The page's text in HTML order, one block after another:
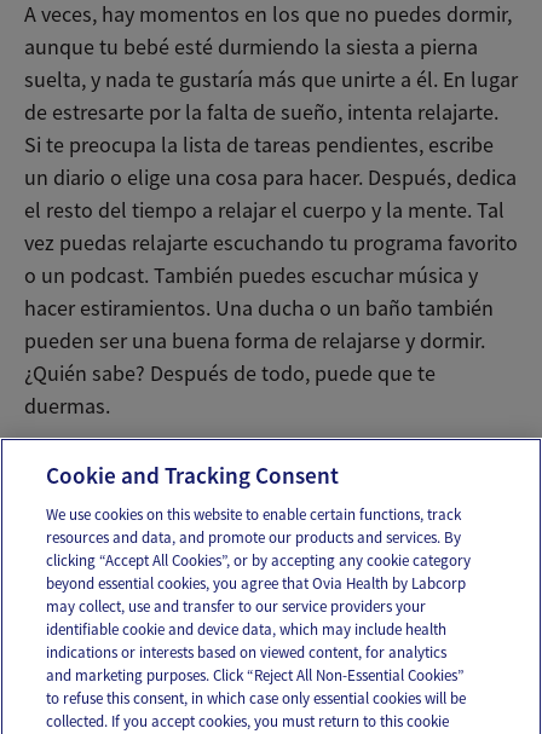
A veces, hay momentos en los que no puedes dormir,
aunque tu bebé esté durmiendo la siesta a pierna
suelta, y nada te gustaría más que unirte a él. En lugar
de estresarte por la falta de sueño, intenta relajarte.
Si te preocupa la lista de tareas pendientes, escribe
un diario o elige una cosa para hacer. Después, dedica
el resto del tiempo a relajar el cuerpo y la mente. Tal
vez puedas relajarte escuchando tu programa favorito
o un podcast. También puedes escuchar música y
hacer estiramientos. Una ducha o un baño también
pueden ser una buena forma de relajarse y dormir.
¿Quién sabe? Después de todo, puede que te
duermas.
Email Text
OUR APPS
Cookie and Tracking Consent
We use cookies on this website to enable certain functions, track
resources and data, and promote our products and services. By
clicking “Accept All Cookies”, or by accepting any cookie category
beyond essential cookies, you agree that Ovia Health by Labcorp
may collect, use and transfer to our service providers your
identifiable cookie and device data, which may include health
indications or interests based on viewed content, for analytics
and marketing purposes. Click “Reject All Non-Essential Cookies”
to refuse this consent, in which case only essential cookies will be
collected. If you accept cookies, you must return to this cookie